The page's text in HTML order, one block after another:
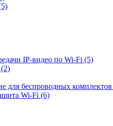
IP-видео по Wi-Fi (5)
(2)
для беспроводных комплектов
Wi-Fi (6)